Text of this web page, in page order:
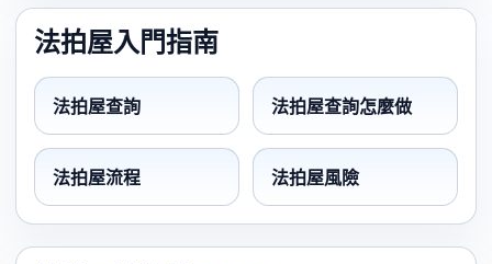
法拍屋入門指南
法拍屋查詢 法拍屋查詢怎麼做
法拍屋流程 法拍屋風險